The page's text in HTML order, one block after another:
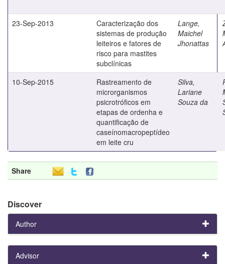
23-Sep-2013
Caracterização dos
sistemas de produção
leiteiros e fatores de
risco para mastites
subclínicas
Lange,
Maichel
Jhonattas
10-Sep-2015
Rastreamento de
microrganismos
psicrotróficos em
etapas de ordenha e
quantificação de
caseínomacropeptídeo
em leite cru
Silva,
Lariane
Souza da
Share
Discover
Author
Advisor